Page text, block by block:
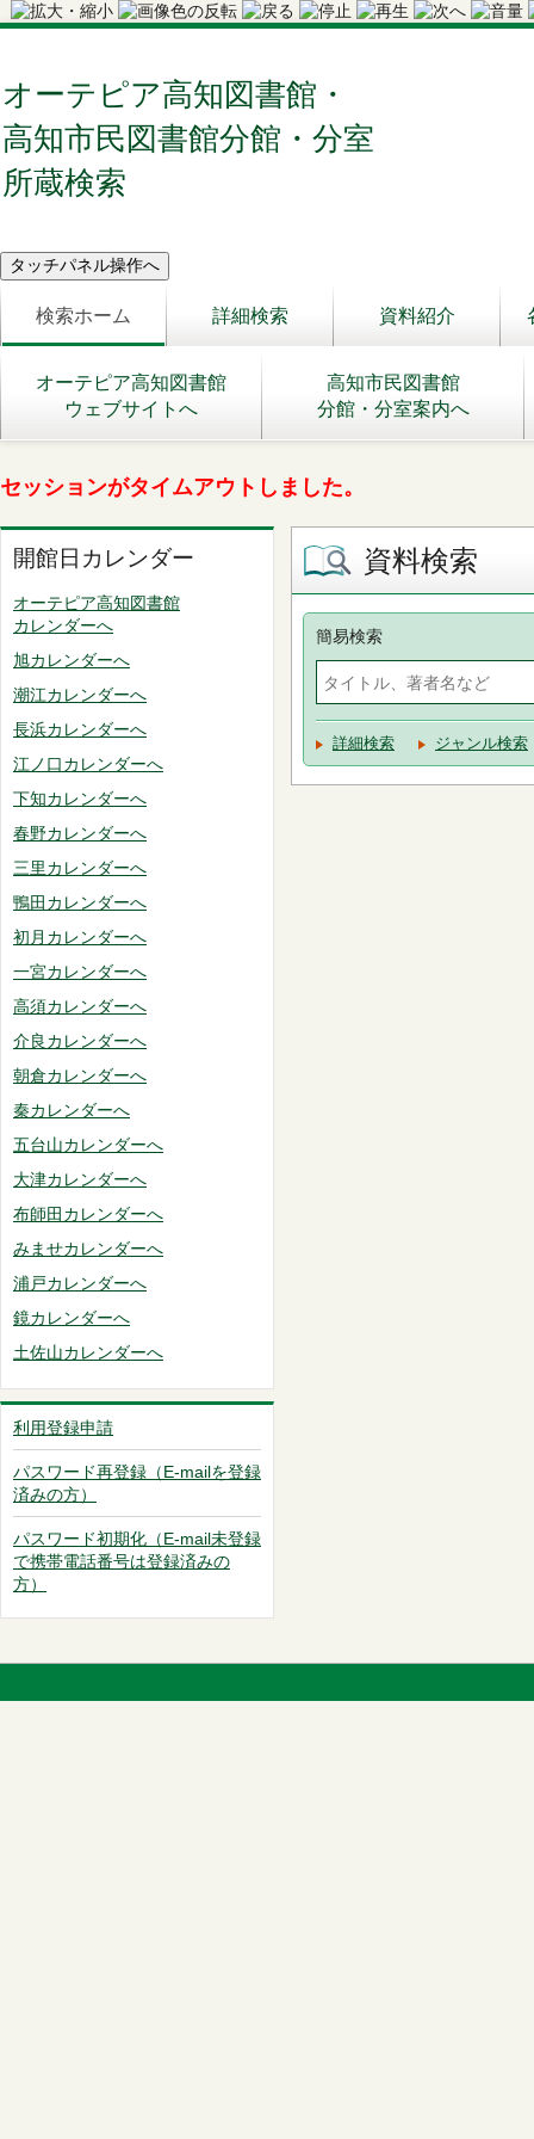
オーテピア高知図書館・
高知市民図書館分館・分室
所蔵検索
検索ホーム 詳細検索 資料紹介
オーテピア高知図書館
ウェブサイトへ
高知市民図書館
分館・分室案内へ
セッションがタイムアウトしました。
開館日カレンダー
オーテピア高知図書館
カレンダーへ
旭カレンダーへ
潮江カレンダーへ
長浜カレンダーへ
江ノ口カレンダーへ
下知カレンダーへ
春野カレンダーへ
三里カレンダーへ
鴨田カレンダーへ
初月カレンダーへ
一宮カレンダーへ
高須カレンダーへ
介良カレンダーへ
朝倉カレンダーへ
秦カレンダーへ
五台山カレンダーへ
大津カレンダーへ
布師田カレンダーへ
みませカレンダーへ
浦戸カレンダーへ
鏡カレンダーへ
土佐山カレンダーへ
利用登録申請
パスワード再登録（E-mailを登録
済みの方）
パスワード初期化（E-mail未登録
で携帯電話番号は登録済みの
方）
資料検索
簡易検索
詳細検索 ジャンル検索